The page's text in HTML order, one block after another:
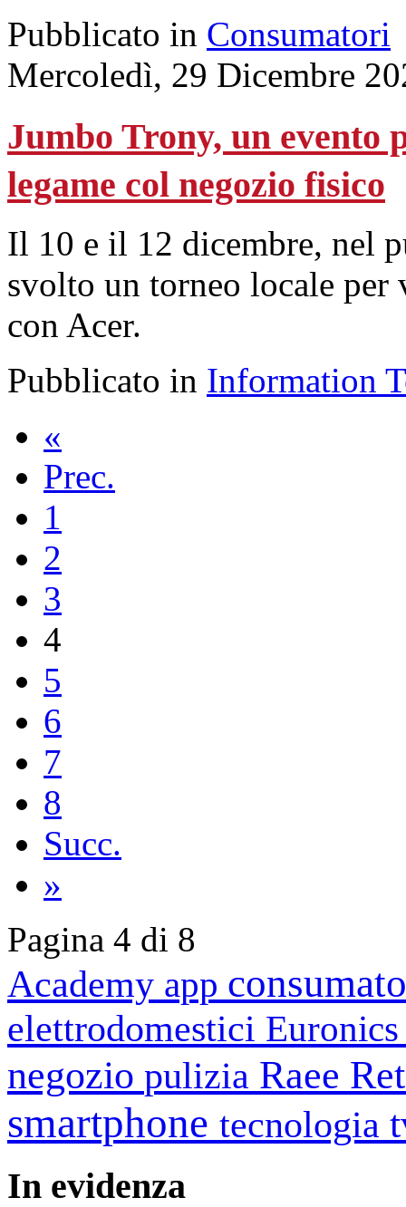
Pubblicato in Consumatori
Mercoledì, 29 Dicembre
Jumbo Trony, un evento
legame col negozio fisico
Il 10 e il 12 dicembre, nel
svolto un torneo locale
con Acer.
Pubblicato in Information
«
Prec.
1
2
3
4
5
6
7
8
Succ.
»
Pagina 4 di 8
Academy app
elettrodomestici
negozio pulizia Raee
smartphone tecnologia
In evidenza